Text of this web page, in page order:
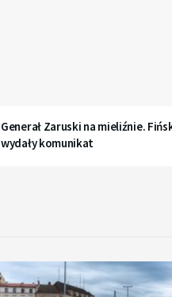
Generał Zaruski na mieliźnie.
wydały komunikat